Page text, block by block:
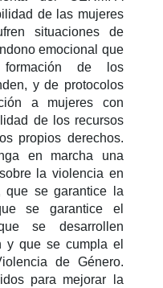
de las mujeres
situaciones de
emocional que
de los
y de protocolos
a mujeres con
de los recursos
propios derechos.
en marcha una
la violencia en
que se garantice la
se garantice el
se desarrollen
y que se cumpla el
de Género.
para mejorar la